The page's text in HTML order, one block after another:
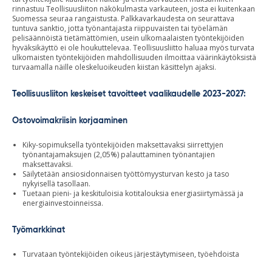
rinnastuu Teollisuusliiton näkökulmasta varkauteen, josta ei kuitenkaan
Suomessa seuraa rangaistusta. Palkkavarkaudesta on seurattava
tuntuva sanktio, jotta työnantajasta riippuvaisten tai työelämän
pelisäännöistä tietämättömien, usein ulkomaalaisten työntekijöiden
hyväksikäyttö ei ole houkuttelevaa. Teollisuusliitto haluaa myös turvata
ulkomaisten työntekijöiden mahdollisuuden ilmoittaa väärinkäytöksistä
turvaamalla näille oleskeluoikeuden kiistan käsittelyn ajaksi.
Teollisuusliiton keskeiset tavoitteet vaalikaudelle 2023-2027:
Ostovoimakriisin korjaaminen
Kiky-sopimuksella työntekijöiden maksettavaksi siirrettyjen
työnantajamaksujen (2,05%) palauttaminen työnantajien
maksettavaksi.
Säilytetään ansiosidonnaisen työttömyysturvan kesto ja taso
nykyisellä tasollaan.
Tuetaan pieni- ja keskituloisia kotitalouksia energiasiirtymässä ja
energiainvestoinneissa.
Työmarkkinat
Turvataan työntekijöiden oikeus järjestäytymiseen, työehdoista